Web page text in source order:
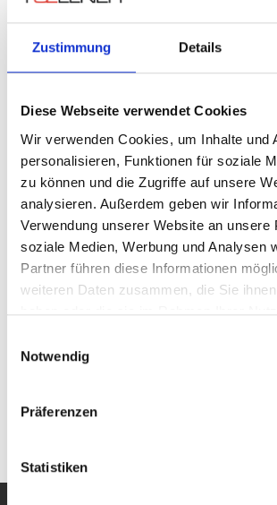
Zustimmung Details
Diese Webseite verwendet Cookies
Wir verwenden Cookies, um Inhalte und
personalisieren, Funktionen für soziale
zu können und die Zugriffe auf unsere
analysieren. Außerdem geben wir
Verwendung unserer Website an unsere
soziale Medien, Werbung und Analysen
Partner führen diese Informationen
weiteren Daten zusammen, die Sie
haben oder die sie im Rahmen Ihrer
Notwendig
Präferenzen
Statistiken
Anzahl Ausgänge:
TOE 8870
Anzahl Ausgänge:
1 (getaktet)
TOE 8950
1-2 (getaktet)